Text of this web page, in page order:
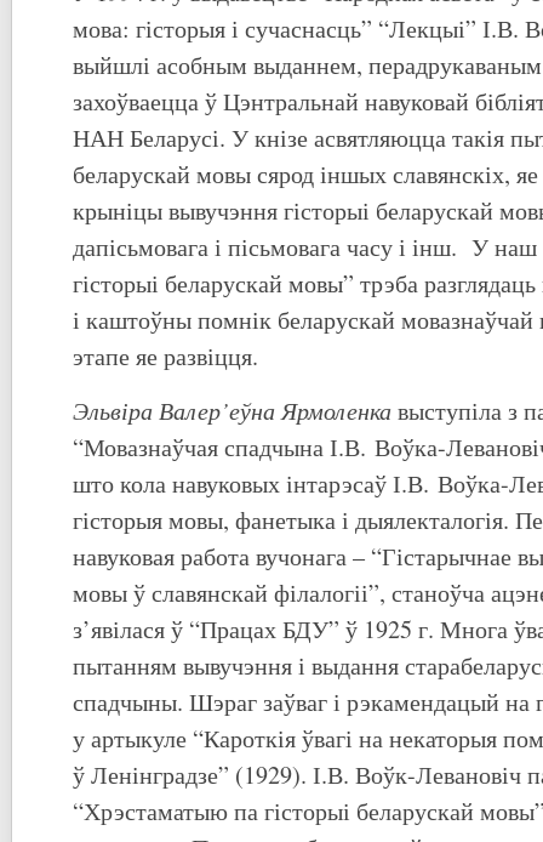
мова: гісторыя і сучаснасць” “Лекцыі” І.В.
выйшлі асобным выданнем, перадрукаваным
захоўваецца ў Цэнтральнай навуковай
НАН Беларусі. У кнізе асвятляюцца такія
беларускай мовы сярод іншых славянскіх,
крыніцы вывучэння гісторыі беларускай
дапісьмовага і пісьмовага часу і інш. У
гісторыі беларускай мовы” трэба
і каштоўны помнік беларускай
этапе яе развіцця.
Эльвіра Валер’еўна Ярмоленкавыступіла з
“Мовазнаўчая спадчына І.В. Воўка-
што кола навуковых інтарэсаў І.В. Воўка-
гісторыя мовы, фанетыка і дыялекталогія.
навуковая работа вучонага – “Гістарычнае
мовы ў славянскай філалогіі”, станоўча
з’явілася ў “Працах БДУ” ў 1925 г. Многа
пытанням вывучэння і выдання
спадчыны. Шэраг заўваг і рэкамендацый на
у артыкуле “Кароткія ўвагі на некаторыя
ў Ленінградзе” (1929). І.В. Воўк-Левановіч
“Хрэстаматыю па гісторыі беларускай